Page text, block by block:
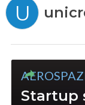
U
Startup